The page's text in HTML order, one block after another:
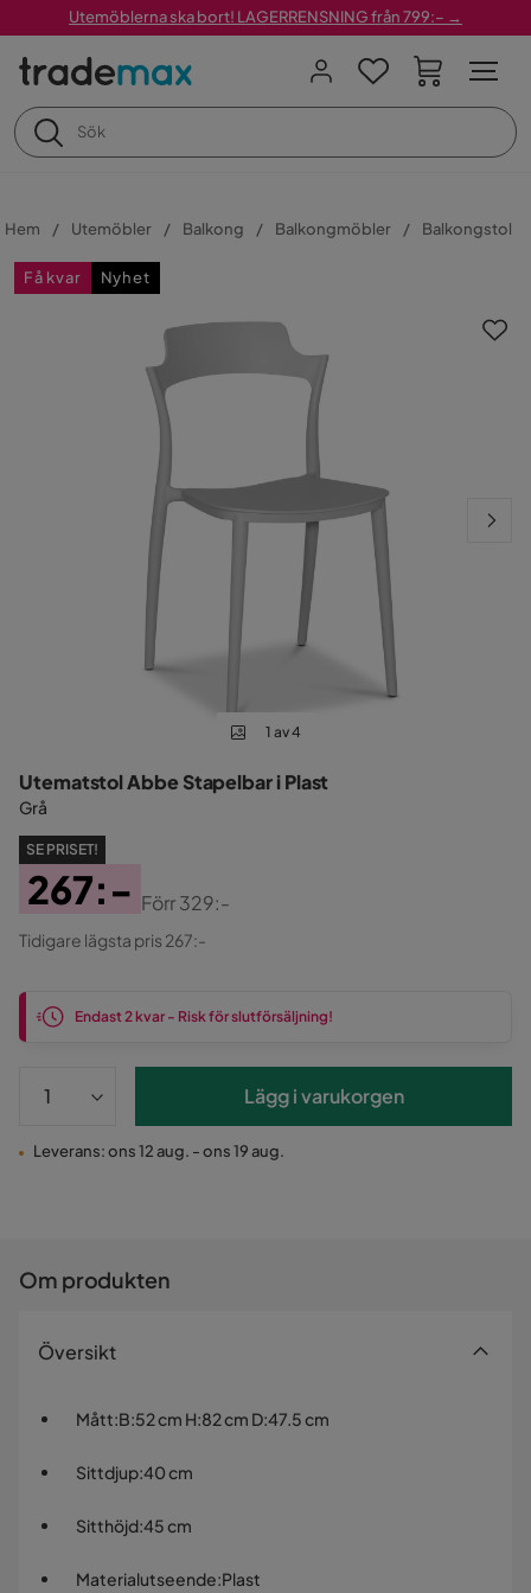
Utemöblerna ska bort! LAGERRENSNING från 799:– →
Hem Utemöbler Balkong Balkongmöbler Balkongstol
Få kvar Nyhet
1 av 4
Utematstol Abbe Stapelbar i Plast
Grå
SE PRISET!
Pris
267:-
Original
Pris
Förr329:-
Tidigare lägsta pris 267:-
Endast 2 kvar - Risk för slutförsäljning!
Lägg i varukorgen
Leverans: ons 12 aug. - ons 19 aug.
Om produkten
Översikt
Mått:B:52 cm H:82 cm D:47.5 cm
Sittdjup:40 cm
Sitthöjd:45 cm
Materialutseende:Plast